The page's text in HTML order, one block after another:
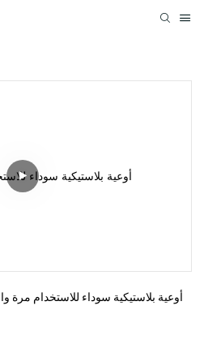
أوعية بلاستيكية سوداء للاستخدام مرة